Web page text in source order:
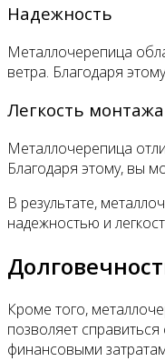
Надежность
Металлочерепица
ветра. Благодаря
Легкость монтажа
Металлочерепица
Благодаря этому, вы
В результате,
надежностью и
Кроме того,
позволяет
финансовыми